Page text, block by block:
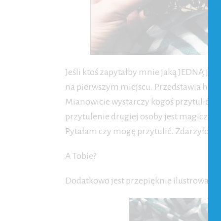
Jeśli ktoś zapytałby mnie jaką JEDNĄ
na pierwszym miejscu. Przedstawia
Mianowicie wystarczy kogoś przytulić.
przytulenie drugiej osoby jest magiczne.
Pytałam czy mogę przytulić. Zdarzyło
A Tobie?
Dodatkowo jest przepięknie ilustrowana.